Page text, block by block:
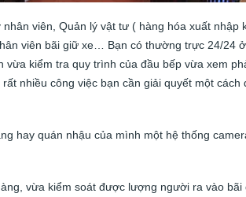
nhân viên, Quản lý vật tư ( hàng hóa xuất nhập
viên bãi giữ xe… Bạn có thường trực 24/24
vừa kiểm tra quy trình của đầu bếp vừa xem
nhiều công việc bạn cần giải quyết một
hay quán nhậu của mình một hệ thống
vừa kiểm soát được lượng người ra vào bãi